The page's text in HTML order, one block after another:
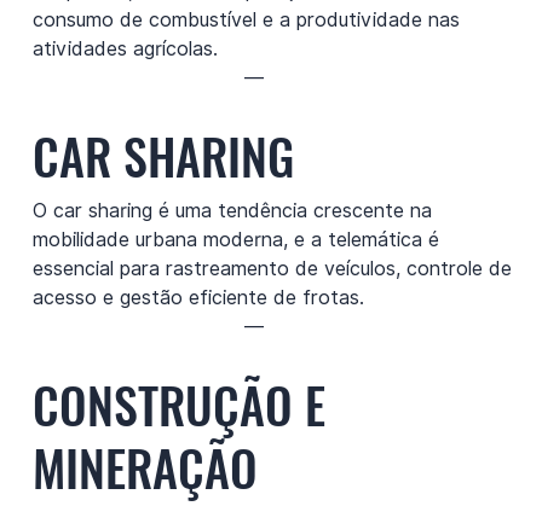
consumo de combustível e a produtividade nas
atividades agrícolas.
—
CAR SHARING
O car sharing é uma tendência crescente na
mobilidade urbana moderna, e a telemática é
essencial para rastreamento de veículos, controle de
acesso e gestão eficiente de frotas.
—
CONSTRUÇÃO E
MINERAÇÃO